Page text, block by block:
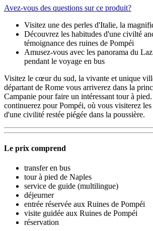
Avez-vous des questions sur ce produit?
Visitez une des perles d'Italie, la
Découvrez les habitudes d'une civilté
témoignance des ruines de Pompéi
Amusez-vous avec les panorama du
pendant le voyage en bus
Visitez le cœur du sud, la vivante et unique
départant de Rome vous arriverez dans la
Campanie pour faire un intéressant tour à
continuerez pour Pompéi, où vous visiterez les
d'une civilité restée piégée dans la poussière.
Le prix comprend
transfer en bus
tour à pied de Naples
service de guide (multilingue)
déjeurner
entrée réservée aux Ruines de Pompéi
visite guidée aux Ruines de Pompéi
réservation